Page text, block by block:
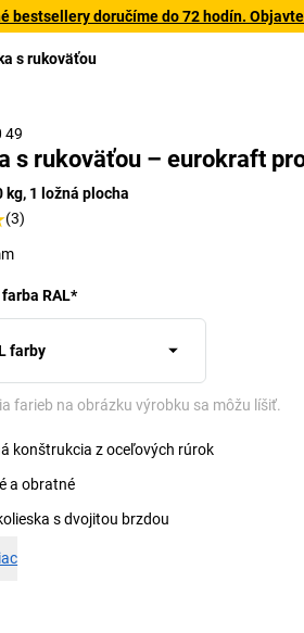
bestsellery doručíme do 72 hodín.
s rukoväťou
49
s rukoväťou – eurokraft
kg, 1 ložná plocha
(3)
RAL*
farby
farieb na obrázku výrobku sa môžu líšiť.
konštrukcia z oceľových rúrok
a obratné
s dvojitou brzdou